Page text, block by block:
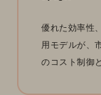
優れた効率性
用モデルが、
のコスト制御